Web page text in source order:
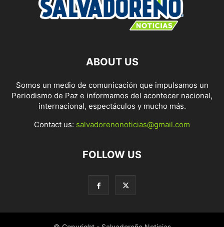
ABOUT US
Somos un medio de comunicación que impulsamos un
Periodismo de Paz e informamos del acontecer nacional,
internacional, espectáculos y mucho más.
Contact us: salvadorenonoticias@gmail.com
FOLLOW US